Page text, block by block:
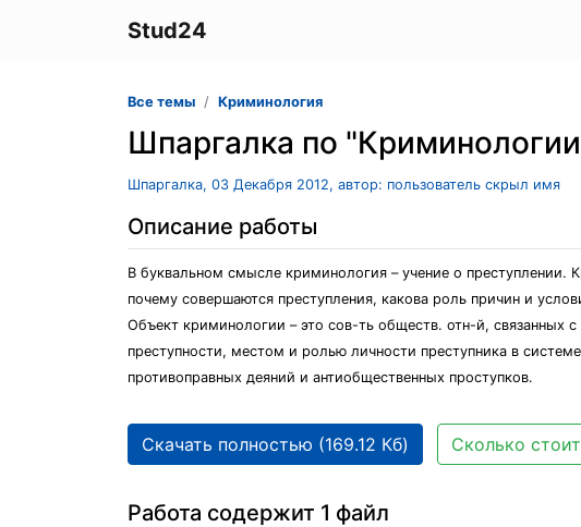
Stud24
Все темы Криминология
Шпаргалка по
Шпаргалка, 03 Декабря 2012, автор: пользователь скрыл имя
Описание работы
В буквальном смысле криминология – учение о преступлении.
почему совершаются преступления, какова роль причин и
Объект криминологии – это сов-ть обществ. отн-й, связанных
преступности, местом и ролью личности преступника в
противоправных деяний и антиобщественных проступков.
Скачать полностью (169.12 Кб) Сколько
Работа содержит 1 файл